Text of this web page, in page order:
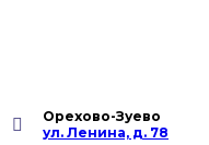
Орехово-Зуево
ул. Ленина, д. 78